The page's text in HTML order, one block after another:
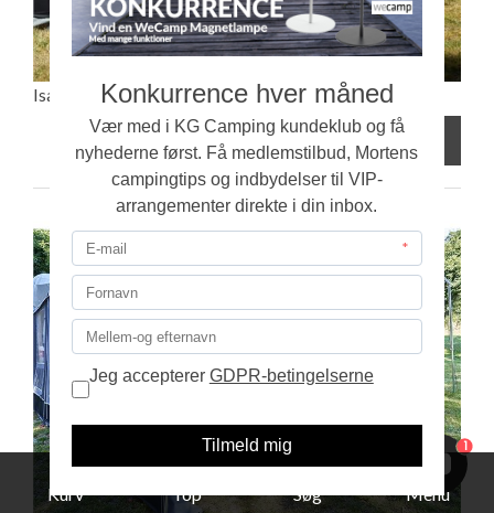
Isabella Annex Capri/Pacific 250 - tilkøb stel
4.893,00
DKK
+
Kurv Top Søg Menu
1